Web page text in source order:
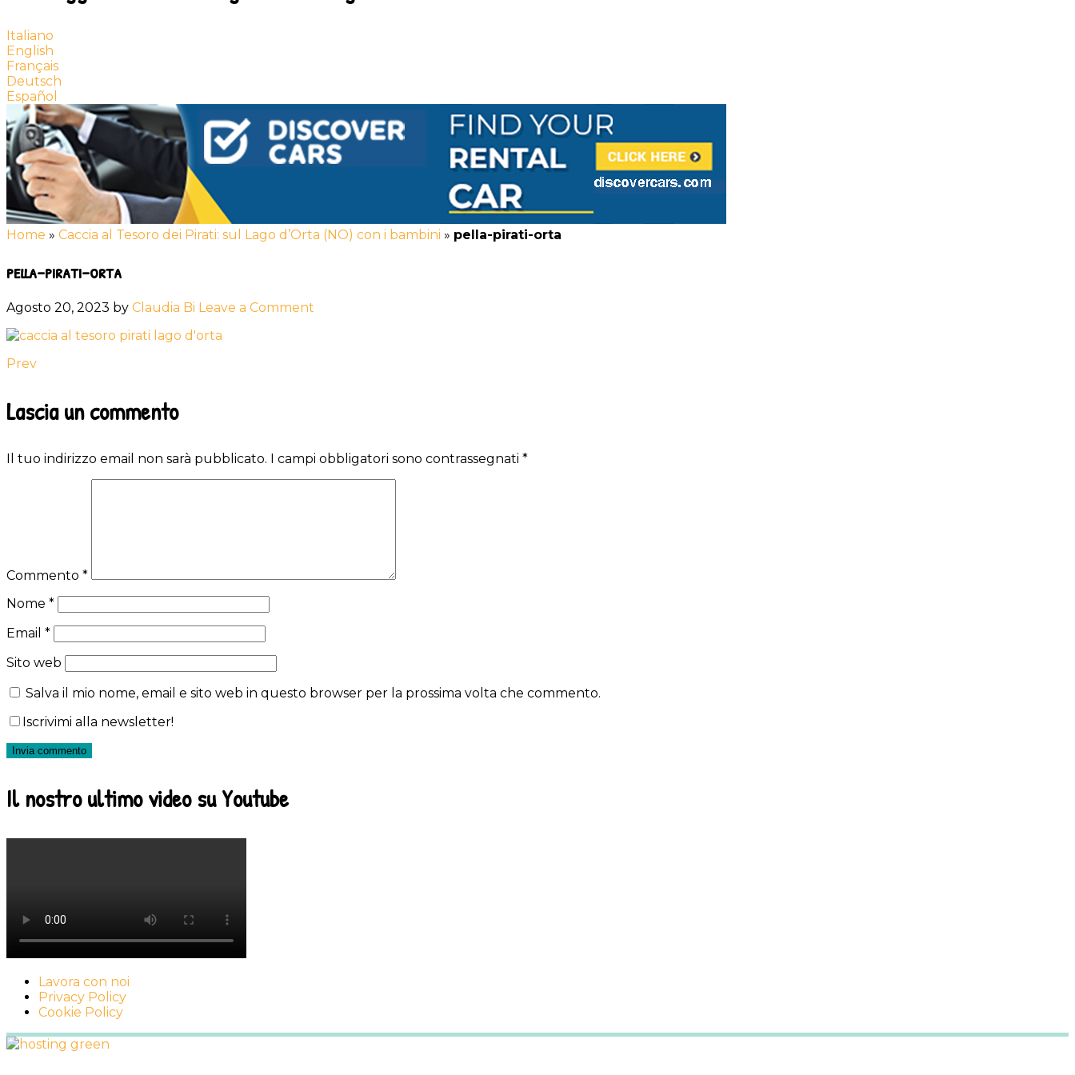
Italiano
English
Français
Deutsch
Español
Home » Caccia al Tesoro dei Pirati: sul Lago d’Orta (NO) con i bambini » pella-pirati-orta
pella-pirati-orta
Agosto 20, 2023 by Claudia Bi Leave a Comment
Prev
Interactions
Lascia un commento
Il tuo indirizzo email non sarà pubblicato. I campi obbligatori sono contrassegnati *
Commento *
Nome *
Email *
Sito web
Salva il mio nome, email e sito web in questo browser per la prossima volta che commento.
Iscrivimi alla newsletter!
Il nostro ultimo video su Youtube
Lavora con noi
Privacy Policy
Cookie Policy
Footer